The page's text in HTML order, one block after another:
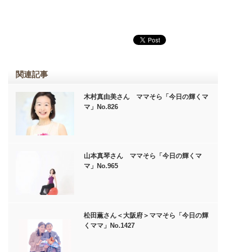
関連記事
木村真由美さん ママそら「今日の輝くマ
マ」No.826
山本真琴さん ママそら「今日の輝くマ
マ」No.965
松田薫さん＜大阪府＞ママそら「今日の輝
くママ」No.1427